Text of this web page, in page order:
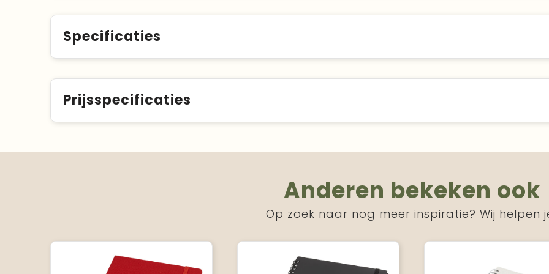
Specificaties
Prijsspecificaties
Anderen bekeken ook
Op zoek naar nog meer inspiratie? Wij helpen